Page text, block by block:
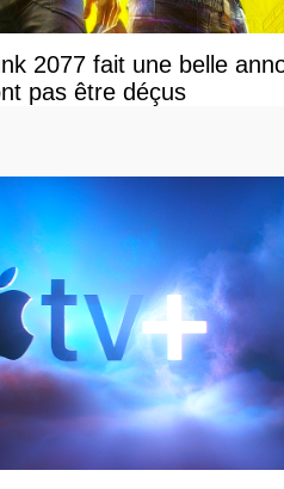
2077 fait une belle
pas être déçus